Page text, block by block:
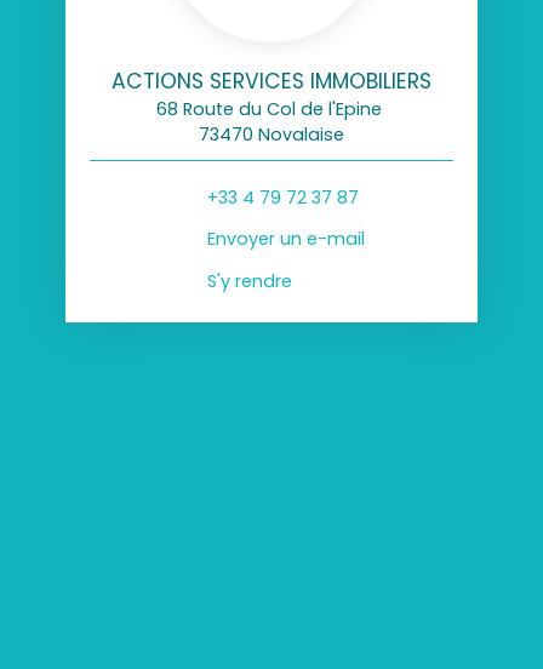
ACTIONS SERVICES IMMOBILIERS
68 Route du Col de l'Epine
73470 Novalaise
+33 4 79 72 37 87
Envoyer un e-mail
S'y rendre